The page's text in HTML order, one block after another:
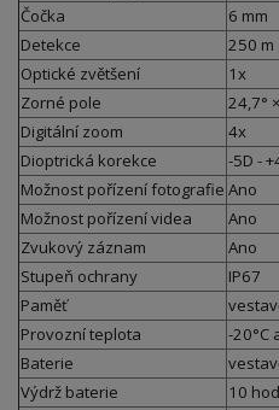
Čočka
6 mm
Detekce
250 m
Optické zvětšení
1x
Zorné pole
24,7°
Digitální zoom
4x
Dioptrická korekce
-5D -
Možnost pořízení fotografie Ano
Možnost pořízení videa
Ano
Zvukový záznam
Ano
Stupeň ochrany
IP67
Paměť
Provozní teplota
-20°C
Baterie
Výdrž baterie
10 hod